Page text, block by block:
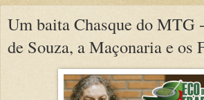
Um baita Chasque do MTG
de Souza, a Maçonaria e os